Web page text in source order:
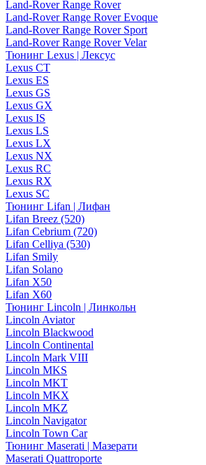
Land-Rover Range Rover
Land-Rover Range Rover Evoque
Land-Rover Range Rover Sport
Land-Rover Range Rover Velar
Тюнинг Lexus | Лексус
Lexus CT
Lexus ES
Lexus GS
Lexus GX
Lexus IS
Lexus LS
Lexus LX
Lexus NX
Lexus RC
Lexus RX
Lexus SC
Тюнинг Lifan | Лифан
Lifan Breez (520)
Lifan Cebrium (720)
Lifan Celliya (530)
Lifan Smily
Lifan Solano
Lifan X50
Lifan X60
Тюнинг Lincoln | Линкольн
Lincoln Aviator
Lincoln Blackwood
Lincoln Continental
Lincoln Mark VIII
Lincoln MKS
Lincoln MKT
Lincoln MKX
Lincoln MKZ
Lincoln Navigator
Lincoln Town Car
Тюнинг Maserati | Мазерати
Maserati Quattroporte